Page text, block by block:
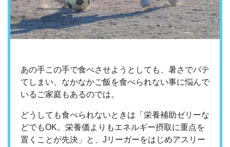
あの手この手で食べさせようとしても、暑さでバテ
てしまい、なかなかご飯を食べられない事に悩んで
いるご家庭もあるのでは。
どうしても食べられないときは「栄養補助ゼリーな
どでもOK。栄養価よりもエネルギー摂取に重点を
置くことが先決」と、Jリーガーをはじめアスリー